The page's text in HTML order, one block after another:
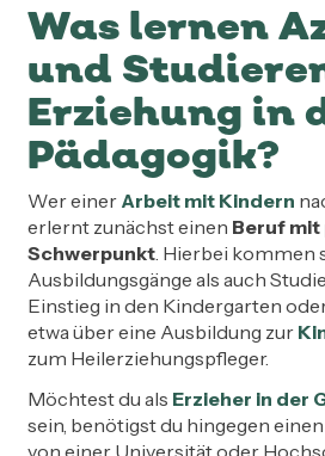
Was lernen
und
Erziehung in
Pädagogik?
Wer einer Arbeit mit Kindern
erlernt zunächst einen Beruf
Schwerpunkt. Hierbei kommen
Ausbildungsgänge als auch
Einstieg in den Kindergarten
etwa über eine Ausbildung zur
zum Heilerziehungspfleger.
Möchtest du als Erzieher in der
sein, benötigst du hingegen
von einer Universität oder